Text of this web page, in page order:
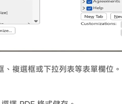
複選框或下拉列表等表單欄位。